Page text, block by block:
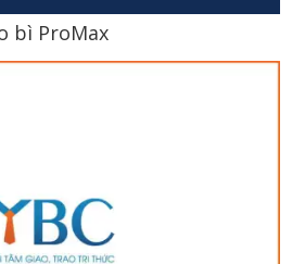
bì ProMax